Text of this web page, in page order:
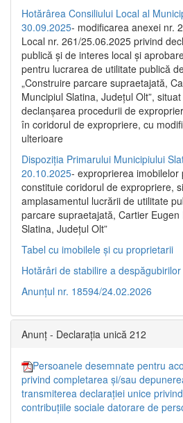
Hotărârea Consiliului Local al
30.09.2025- modificarea anexei nr.
Local nr. 261/25.06.2025 privind
publică şi de interes local şi
pentru lucrarea de utilitate publică
„Construire parcare supraetajată,
Muncipiul Slatina, Judeţul Olt”,
declanşarea procedurii de
în coridorul de expropriere, cu
ulterioare
Dispoziția Primarului Municipiului
20.10.2025- exproprierea
constituie coridorul de expropriere,
amplasamentul lucrării de utilitate
parcare supraetajată, Cartier Eugen
Slatina, Județul Olt”
Tabel cu imobilele și cu proprietarii
Hotărâri de stabilire a despăgubirilor
Anunțul nr. 18594/24.02.2026
Anunț - Declarația unică 212
Persoanele desemnate pentru
privind completarea și/sau
transmiterea declarației unice
contribuțiile sociale datorare de